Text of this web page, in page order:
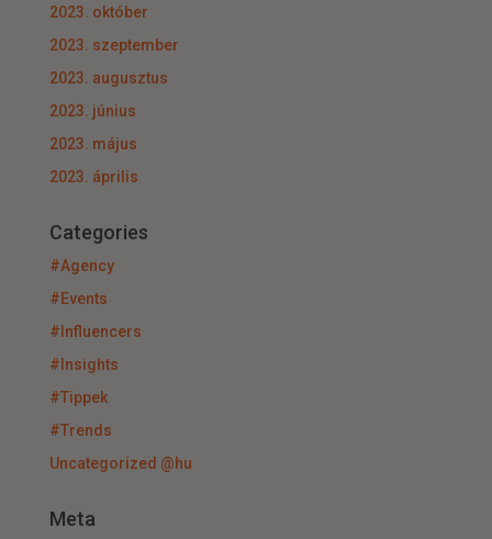
2023. október
2023. szeptember
2023. augusztus
2023. június
2023. május
2023. április
Categories
#Agency
#Events
#Influencers
#Insights
#Tippek
#Trends
Uncategorized @hu
Meta